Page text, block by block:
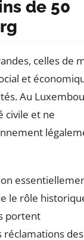
de 50
celles de
et
Au
civile et ne
le rôle
portent
réclamations des